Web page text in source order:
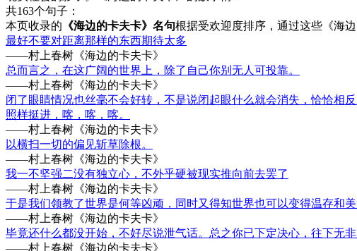
共163个句子：
本页收录的 《海边的卡夫卡》名句根据受欢迎度排序，通过这些《海
最好不要对距离那样的东西期待太多
——村上春树《海边的卡夫卡》
总而言之，在这广阔的世界上，除了自己你别无人可投靠。
——村上春树《海边的卡夫卡》
闭了眼睛情况也丝毫不会好转，不是说闭起眼什么就会消失，恰恰相
照样挺进，喀，喀，喀。
——村上春树《海边的卡夫卡》
以横扫一切的偏见斩草除根。
——村上春树《海边的卡夫卡》
我一不坚强二没有独立心，不外乎硬被现实推向前去罢了
——村上春树《海边的卡夫卡》
于是我们领教了世界是何等凶顽，同时又得知世界也可以变得温存和美
——村上春树《海边的卡夫卡》
毕竟还什么都没开始，不好尽说泄气话。总之你已下定决心，往下无
——村上春树《海边的卡夫卡》